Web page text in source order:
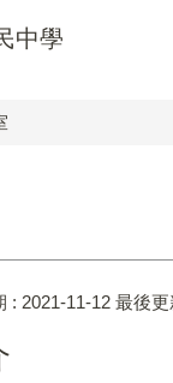
中學
: 2021-11-12 最後更